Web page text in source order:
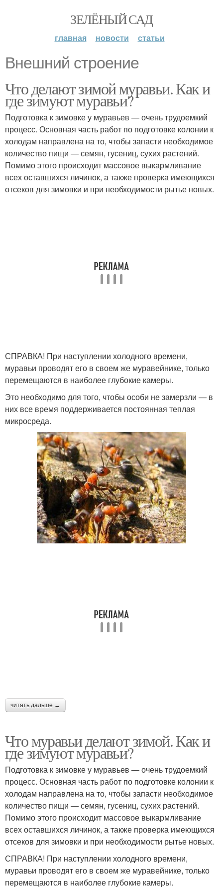
ЗЕЛЁНЫЙ САД
главная новости статьи
Внешний строение
Что делают зимой муравьи. Как и
где зимуют муравьи?
Подготовка к зимовке у муравьев — очень трудоемкий
процесс. Основная часть работ по подготовке колонии к
холодам направлена на то, чтобы запасти необходимое
количество пищи — семян, гусениц, сухих растений.
Помимо этого происходит массовое выкармливание
всех оставшихся личинок, а также проверка имеющихся
отсеков для зимовки и при необходимости рытье новых.
СПРАВКА! При наступлении холодного времени,
муравьи проводят его в своем же муравейнике, только
перемещаются в наиболее глубокие камеры.
Это необходимо для того, чтобы особи не замерзли — в
них все время поддерживается постоянная теплая
микросреда.
читать дальше →
Что муравьи делают зимой. Как и
где зимуют муравьи?
Подготовка к зимовке у муравьев — очень трудоемкий
процесс. Основная часть работ по подготовке колонии к
холодам направлена на то, чтобы запасти необходимое
количество пищи — семян, гусениц, сухих растений.
Помимо этого происходит массовое выкармливание
всех оставшихся личинок, а также проверка имеющихся
отсеков для зимовки и при необходимости рытье новых.
СПРАВКА! При наступлении холодного времени,
муравьи проводят его в своем же муравейнике, только
перемещаются в наиболее глубокие камеры.